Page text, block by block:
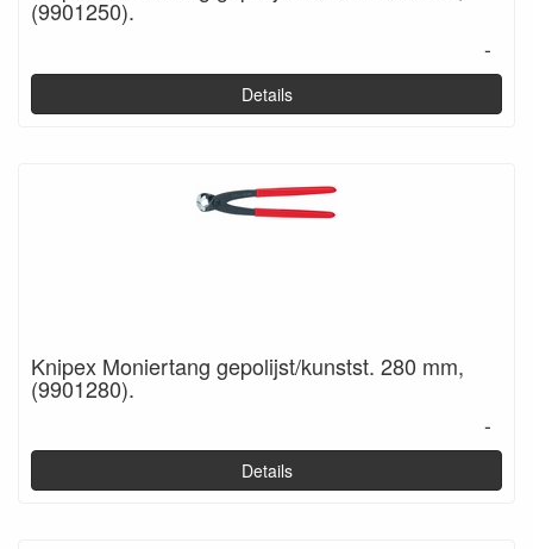
(9901250).
-
Details
Knipex Moniertang gepolijst/kunstst. 280 mm,
(9901280).
-
Details